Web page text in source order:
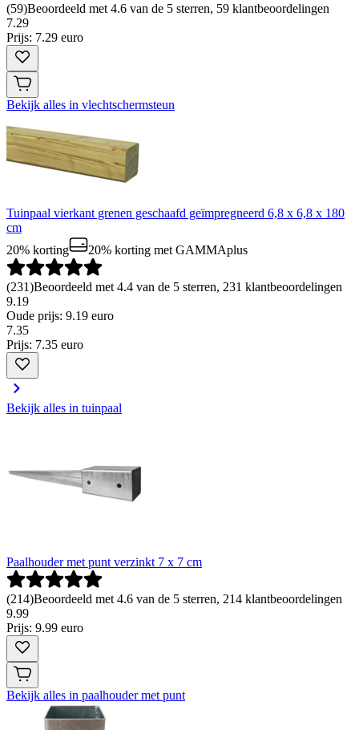
(59)Beoordeeld met 4.6 van de 5 sterren, 59 klantbeoordelingen
7.29
Prijs: 7.29 euro
Bekijk alles in vlechtschermsteun
Tuinpaal vierkant grenen geschaafd geïmpregneerd 6,8 x 6,8 x 180
cm
20% korting
20% korting met GAMMAplus
(231)Beoordeeld met 4.4 van de 5 sterren, 231 klantbeoordelingen
9.19
Oude prijs: 9.19 euro
7.35
Prijs: 7.35 euro
Bekijk alles in tuinpaal
Paalhouder met punt verzinkt 7 x 7 cm
(214)Beoordeeld met 4.6 van de 5 sterren, 214 klantbeoordelingen
9.99
Prijs: 9.99 euro
Bekijk alles in paalhouder met punt